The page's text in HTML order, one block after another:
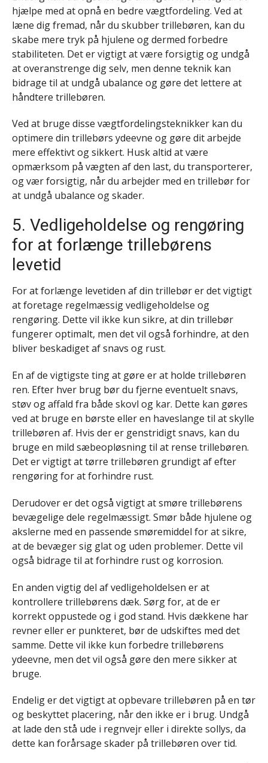
hjælpe med at opnå en bedre vægtfordeling. Ved at
læne dig fremad, når du skubber trillebøren, kan du
skabe mere tryk på hjulene og dermed forbedre
stabiliteten. Det er vigtigt at være forsigtig og undgå
at overanstrenge dig selv, men denne teknik kan
bidrage til at undgå ubalance og gøre det lettere at
håndtere trillebøren.
Ved at bruge disse vægtfordelingsteknikker kan du
optimere din trillebørs ydeevne og gøre dit arbejde
mere effektivt og sikkert. Husk altid at være
opmærksom på vægten af den last, du transporterer,
og vær forsigtig, når du arbejder med en trillebør for
at undgå ubalance og skader.
5. Vedligeholdelse og rengøring
for at forlænge trillebørens
levetid
For at forlænge levetiden af din trillebør er det vigtigt
at foretage regelmæssig vedligeholdelse og
rengøring. Dette vil ikke kun sikre, at din trillebør
fungerer optimalt, men det vil også forhindre, at den
bliver beskadiget af snavs og rust.
En af de vigtigste ting at gøre er at holde trillebøren
ren. Efter hver brug bør du fjerne eventuelt snavs,
støv og affald fra både skovl og kar. Dette kan gøres
ved at bruge en børste eller en haveslange til at skylle
trillebøren af. Hvis der er genstridigt snavs, kan du
bruge en mild sæbeopløsning til at rense trillebøren.
Det er vigtigt at tørre trillebøren grundigt af efter
rengøring for at forhindre rust.
Derudover er det også vigtigt at smøre trillebørens
bevægelige dele regelmæssigt. Smør både hjulene og
akslerne med en passende smøremiddel for at sikre,
at de bevæger sig glat og uden problemer. Dette vil
også bidrage til at forhindre rust og korrosion.
En anden vigtig del af vedligeholdelsen er at
kontrollere trillebørens dæk. Sørg for, at de er
korrekt oppustede og i god stand. Hvis dækkene har
revner eller er punkteret, bør de udskiftes med det
samme. Dette vil ikke kun forbedre trillebørens
ydeevne, men det vil også gøre den mere sikker at
bruge.
Endelig er det vigtigt at opbevare trillebøren på en tør
og beskyttet placering, når den ikke er i brug. Undgå
at lade den stå ude i regnvejr eller i direkte sollys, da
dette kan forårsage skader på trillebøren over tid.